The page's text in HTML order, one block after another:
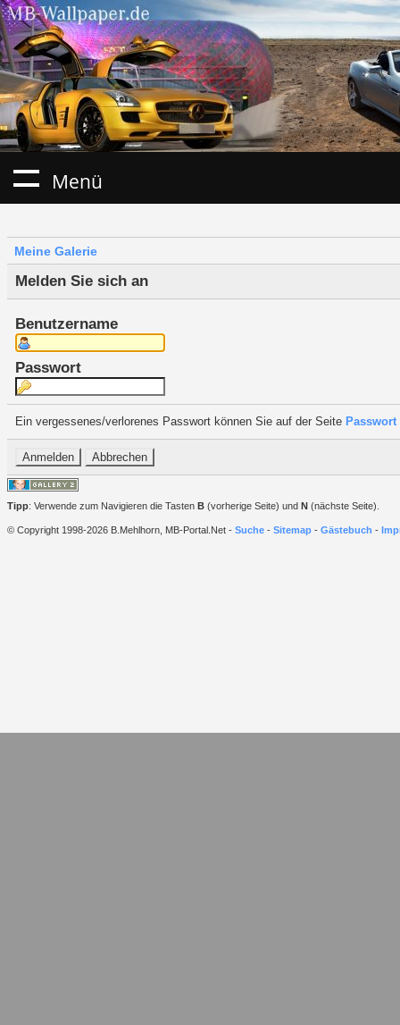
Menü
Meine Galerie
Melden Sie sich an
Benutzername
Passwort
Ein vergessenes/verlorenes Passwort können Sie auf der Seite
Tipp: Verwende zum Navigieren die Tasten B (vorherige Seite) und N (nächste Seite).
© Copyright 1998-2026 B.Mehlhorn, MB-Portal.Net - Suche - Sitemap - Gästebuch -